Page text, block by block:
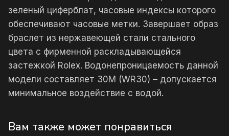
зеленый циферблат, часовые индексы которого
обеспечивают часовые метки. Завершает образ
браслет из нержавеющей стали стального
цвета с фирменной раскладывающейся
застежкой Rolex. Водонепроницаемость данной
модели составляет 30М (WR30) – допускается
минимальное воздействие с водой.
Вам также может понравиться